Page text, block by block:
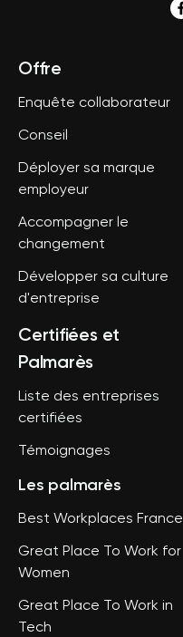
Offre
Enquête collaborateur
Conseil
Déployer sa marque
employeur
Accompagner le
changement
Développer sa culture
d'entreprise
Certifiées et
Palmarès
Liste des entreprises
certifiées
Témoignages
Les palmarès
Best Workplaces France
Great Place To Work for
Women
Great Place To Work in
Tech